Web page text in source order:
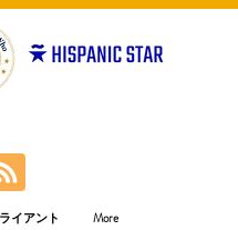
イアント More